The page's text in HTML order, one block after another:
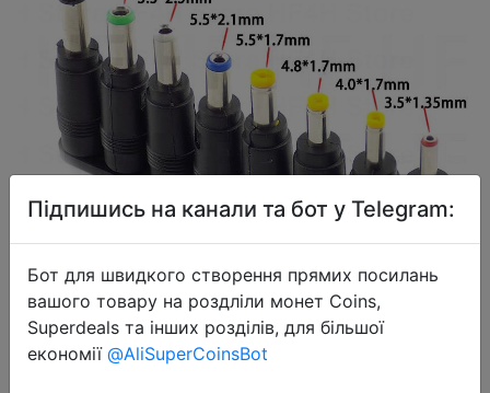
2024-07-25
Підпишись на канали та бот у Telegram:
Бот для швидкого створення прямих посилань
вашого товару на роздліли монет Coins,
Superdeals та інших розділів, для більшої
економії @AliSuperCoinsBot